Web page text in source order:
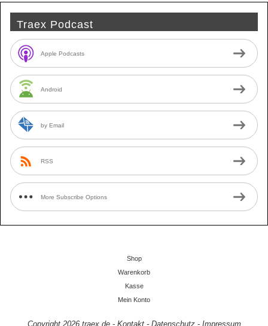
Traex Podcast
Apple Podcasts
Android
by Email
RSS
More Subscribe Options
Shop
Warenkorb
Kasse
Mein Konto
Copyright 2026 traex.de- Kontakt- Datenschutz- Impressum